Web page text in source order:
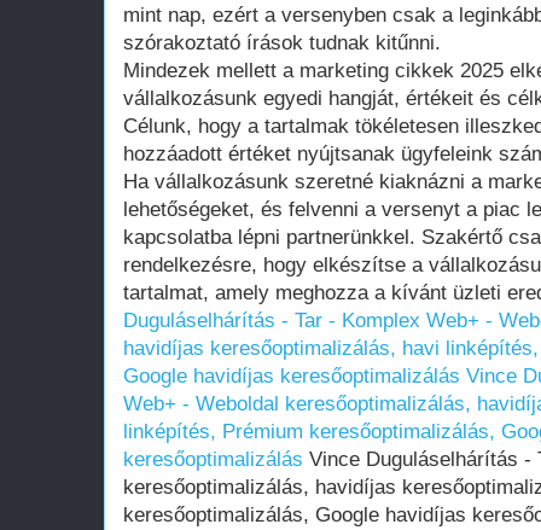
mint nap, ezért a versenyben csak a
szórakoztató írások tudnak kitűnni.
Mindezek mellett a marketing cikkek 2025
vállalkozásunk egyedi hangját, értékeit és
Célunk, hogy a tartalmak tökéletesen
hozzáadott értéket nyújtsanak ügyfeleink
Ha vállalkozásunk szeretné kiaknázni a
lehetőségeket, és felvenni a versenyt a piac
kapcsolatba lépni partnerünkkel. Szakértő
rendelkezésre, hogy elkészítse a
tartalmat, amely meghozza a kívánt üzleti
Duguláselhárítás - Tar - Komplex Web+ -
havidíjas keresőoptimalizálás, havi
Google havidíjas keresőoptimalizálás Vince
Web+ - Weboldal keresőoptimalizálás,
linképítés, Prémium keresőoptimalizálás,
keresőoptimalizálás Vince Duguláselhárítás -
keresőoptimalizálás, havidíjas
keresőoptimalizálás, Google havidíjas